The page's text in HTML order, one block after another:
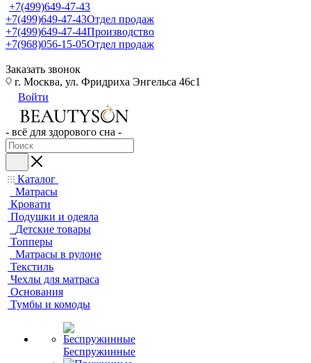
+7(499)649-47-43
+7(499)649-47-43Отдел продаж
+7(499)649-47-44Производство
+7(968)056-15-05Отдел продаж
Заказать звонок
г. Москва, ул. Фридриха Энгельса 46с1
Войти
- всё для здорового сна -
Каталог
Матрасы
Кровати
Подушки и одеяла
Детские товары
Топперы
Матрасы в рулоне
Текстиль
Чехлы для матраса
Основания
Тумбы и комоды
Беспружинные